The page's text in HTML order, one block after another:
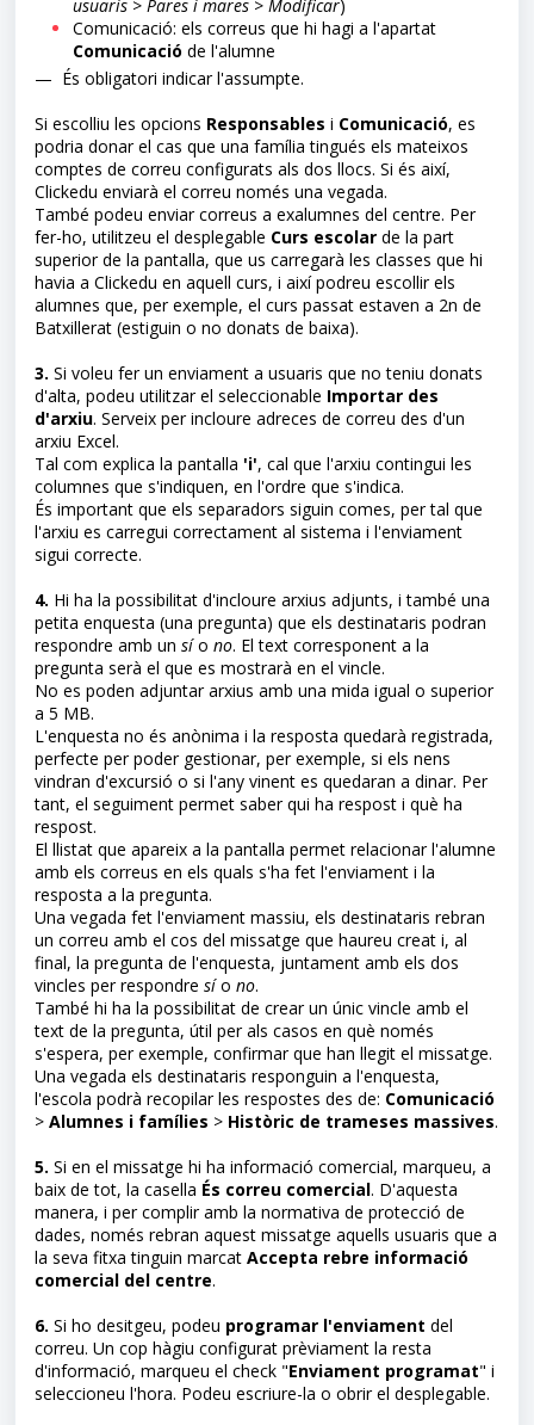
usuaris > Pares i mares > Modificar)
Comunicació: els correus que hi hagi a l'apartat
Comunicació de l'alumne
— És obligatori indicar l'assumpte.
Si escolliu les opcions Responsables i Comunicació, es
podria donar el cas que una família tingués els mateixos
comptes de correu configurats als dos llocs. Si és així,
Clickedu enviarà el correu només una vegada.
També podeu enviar correus a exalumnes del centre. Per
fer-ho, utilitzeu el desplegable Curs escolar de la part
superior de la pantalla, que us carregarà les classes que hi
havia a Clickedu en aquell curs, i així podreu escollir els
alumnes que, per exemple, el curs passat estaven a 2n de
Batxillerat (estiguin o no donats de baixa).
3. Si voleu fer un enviament a usuaris que no teniu donats
d'alta, podeu utilitzar el seleccionable Importar des
d'arxiu. Serveix per incloure adreces de correu des d'un
arxiu Excel.
Tal com explica la pantalla 'i', cal que l'arxiu contingui les
columnes que s'indiquen, en l'ordre que s'indica.
És important que els separadors siguin comes, per tal que
l'arxiu es carregui correctament al sistema i l'enviament
sigui correcte.
4. Hi ha la possibilitat d'incloure arxius adjunts, i també una
petita enquesta (una pregunta) que els destinataris podran
respondre amb un sío no. El text corresponent a la
pregunta serà el que es mostrarà en el vincle.
No es poden adjuntar arxius amb una mida igual o superior
a 5 MB.
L'enquesta no és anònima i la resposta quedarà registrada,
perfecte per poder gestionar, per exemple, si els nens
vindran d'excursió o si l'any vinent es quedaran a dinar. Per
tant, el seguiment permet saber qui ha respost i què ha
respost.
El llistat que apareix a la pantalla permet relacionar l'alumne
amb els correus en els quals s'ha fet l'enviament i la
resposta a la pregunta.
Una vegada fet l'enviament massiu, els destinataris rebran
un correu amb el cos del missatge que haureu creat i, al
final, la pregunta de l'enquesta, juntament amb els dos
vincles per respondre sío no.
També hi ha la possibilitat de crear un únic vincle amb el
text de la pregunta, útil per als casos en què només
s'espera, per exemple, confirmar que han llegit el missatge.
Una vegada els destinataris responguin a l'enquesta,
l'escola podrà recopilar les respostes des de: Comunicació
> Alumnes i famílies > Històric de trameses massives.
5. Si en el missatge hi ha informació comercial, marqueu, a
baix de tot, la casella És correu comercial. D'aquesta
manera, i per complir amb la normativa de protecció de
dades, només rebran aquest missatge aquells usuaris que a
la seva fitxa tinguin marcat Accepta rebre informació
comercial del centre.
6. Si ho desitgeu, podeu programar l'enviament del
correu. Un cop hàgiu configurat prèviament la resta
d'informació, marqueu el check "Enviament programat" i
seleccioneu l'hora. Podeu escriure-la o obrir el desplegable.